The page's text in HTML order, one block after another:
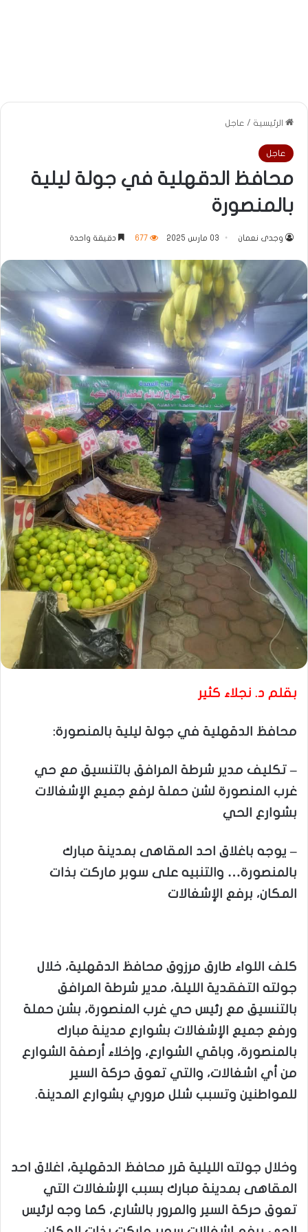
الرئيسية / عاجل
عاجل
محافظ الدقهلية في جولة ليلية
بالمنصورة
وجدى نعمان 03 مارس 2025 677 دقيقة واحدة
بقلم د. نجلاء كثير
محافظ الدقهلية في جولة ليلية بالمنصورة:
– تكليف مدير شرطة المرافق بالتنسيق مع حي
غرب المنصورة لشن حملة لرفع جميع الإشغالات
بشوارع الحي
– يوجه باغلاق احد المقاهى بمدينة مبارك
بالمنصورة… والتنبيه على سوبر ماركت بذات
المكان، برفع الإشغالات
كلف اللواء طارق مرزوق محافظ الدقهلية، خلال
جولته التفقدية الليلة، مدير شرطة المرافق
بالتنسيق مع رئيس حي غرب المنصورة، بشن حملة
ورفع جميع الإشغالات بشوارع مدينة مبارك
بالمنصورة، وباقي الشوارع، وإخلاء أرصفة الشوارع
من أي اشغالات، والتي تعوق حركة السير
للمواطنين وتسبب شلل مروري بشوارع المدينة.
وخلال جولته الليلية قرر محافظ الدقهلية، اغلاق احد
المقاهى بمدينة مبارك بسبب الإشغالات التي
تعوق حركة السير والمرور بالشارع، كما وجه لرئيس